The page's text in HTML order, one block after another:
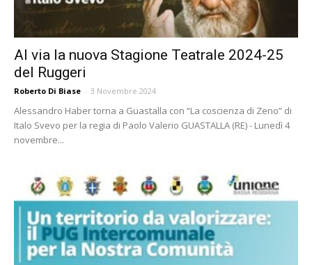
Al via la nuova Stagione Teatrale 2024-25
del Ruggeri
Roberto Di Biase - 3 Novembre 2024
Alessandro Haber torna a Guastalla con “La coscienza di Zeno” di
Italo Svevo per la regia di Paolo Valerio GUASTALLA (RE) - Lunedì 4
novembre...